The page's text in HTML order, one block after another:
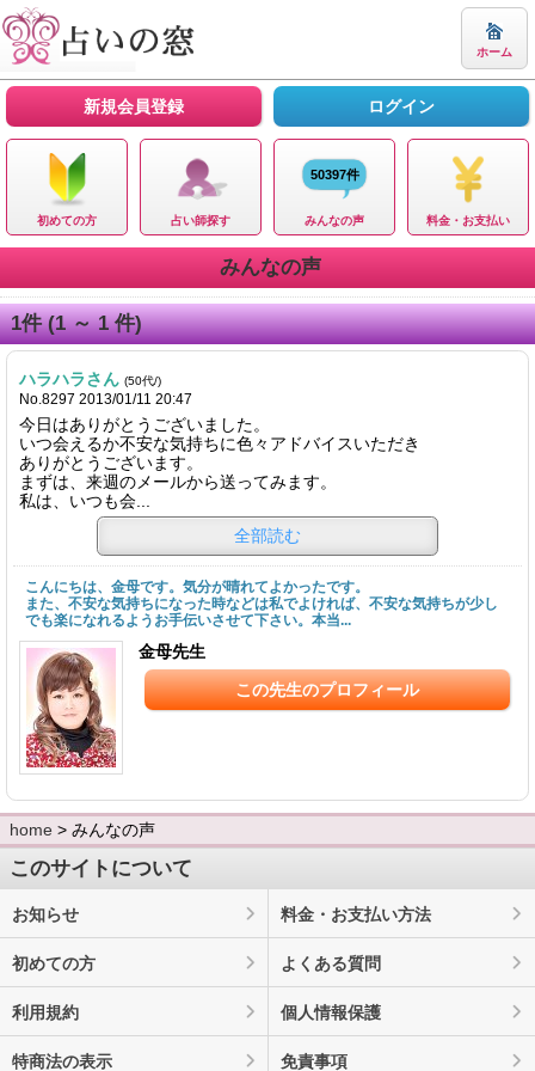
ホーム
新規会員登録 ログイン
初めての方 占い師探す
50397件
みんなの声 料金・お支払い
みんなの声
1件 (1 ～ 1 件)
ハラハラさん (50代/)
No.8297 2013/01/11 20:47
今日はありがとうございました。
いつ会えるか不安な気持ちに色々アドバイスいただき
ありがとうございます。
まずは、来週のメールから送ってみます。
私は、いつも会...
全部読む
こんにちは、金母です。気分が晴れてよかったです。
また、不安な気持ちになった時などは私でよければ、不安な気持ちが少し
でも楽になれるようお手伝いさせて下さい。本当...
金母先生
この先生のプロフィール
home > みんなの声
このサイトについて
お知らせ 料金・お支払い方法
初めての方 よくある質問
利用規約 個人情報保護
特商法の表示 免責事項